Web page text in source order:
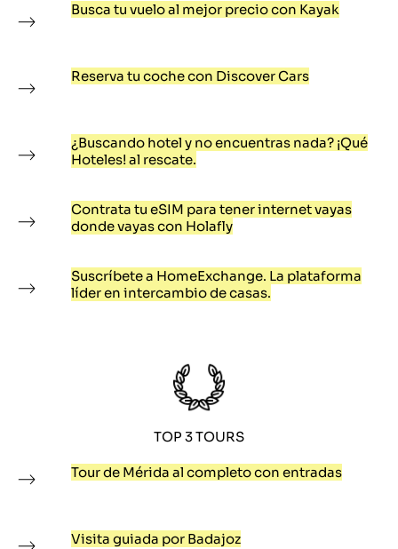
Busca tu vuelo al mejor precio con Kayak
Reserva tu coche con Discover Cars
¿Buscando hotel y no encuentras nada? ¡Qué
Hoteles! al rescate.
Contrata tu eSIM para tener internet vayas
donde vayas con Holafly
Suscríbete a HomeExchange. La plataforma
líder en intercambio de casas.
TOP 3 TOURS
Tour de Mérida al completo con entradas
Visita guiada por Badajoz